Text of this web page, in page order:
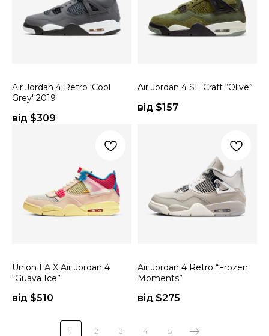
Air Jordan 4 Retro 'Cool
Grey' 2019
від $309
Air Jordan 4 SE Craft “Olive”
від $157
Union LA X Air Jordan 4
“Guava Ice”
від $510
Air Jordan 4 Retro “Frozen
Moments”
від $275
1 2 3 4 5